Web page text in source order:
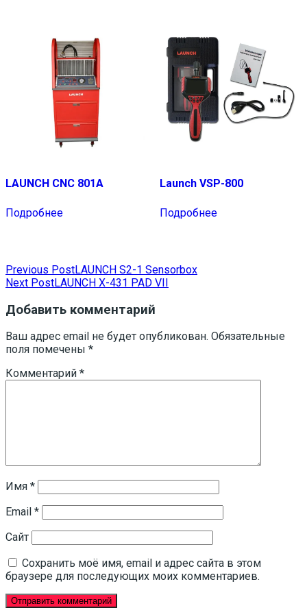
LAUNCH CNC 801A
Подробнее
Launch VSP-800
Подробнее
Навигация
по
записям
Previous PostLAUNCH S2-1 Sensorbox
Next PostLAUNCH X-431 PAD VII
Добавить комментарий
Ваш адрес email не будет опубликован. Обязательные
поля помечены *
Комментарий *
Имя *
Email *
Сайт
Сохранить моё имя, email и адрес сайта в этом
браузере для последующих моих комментариев.